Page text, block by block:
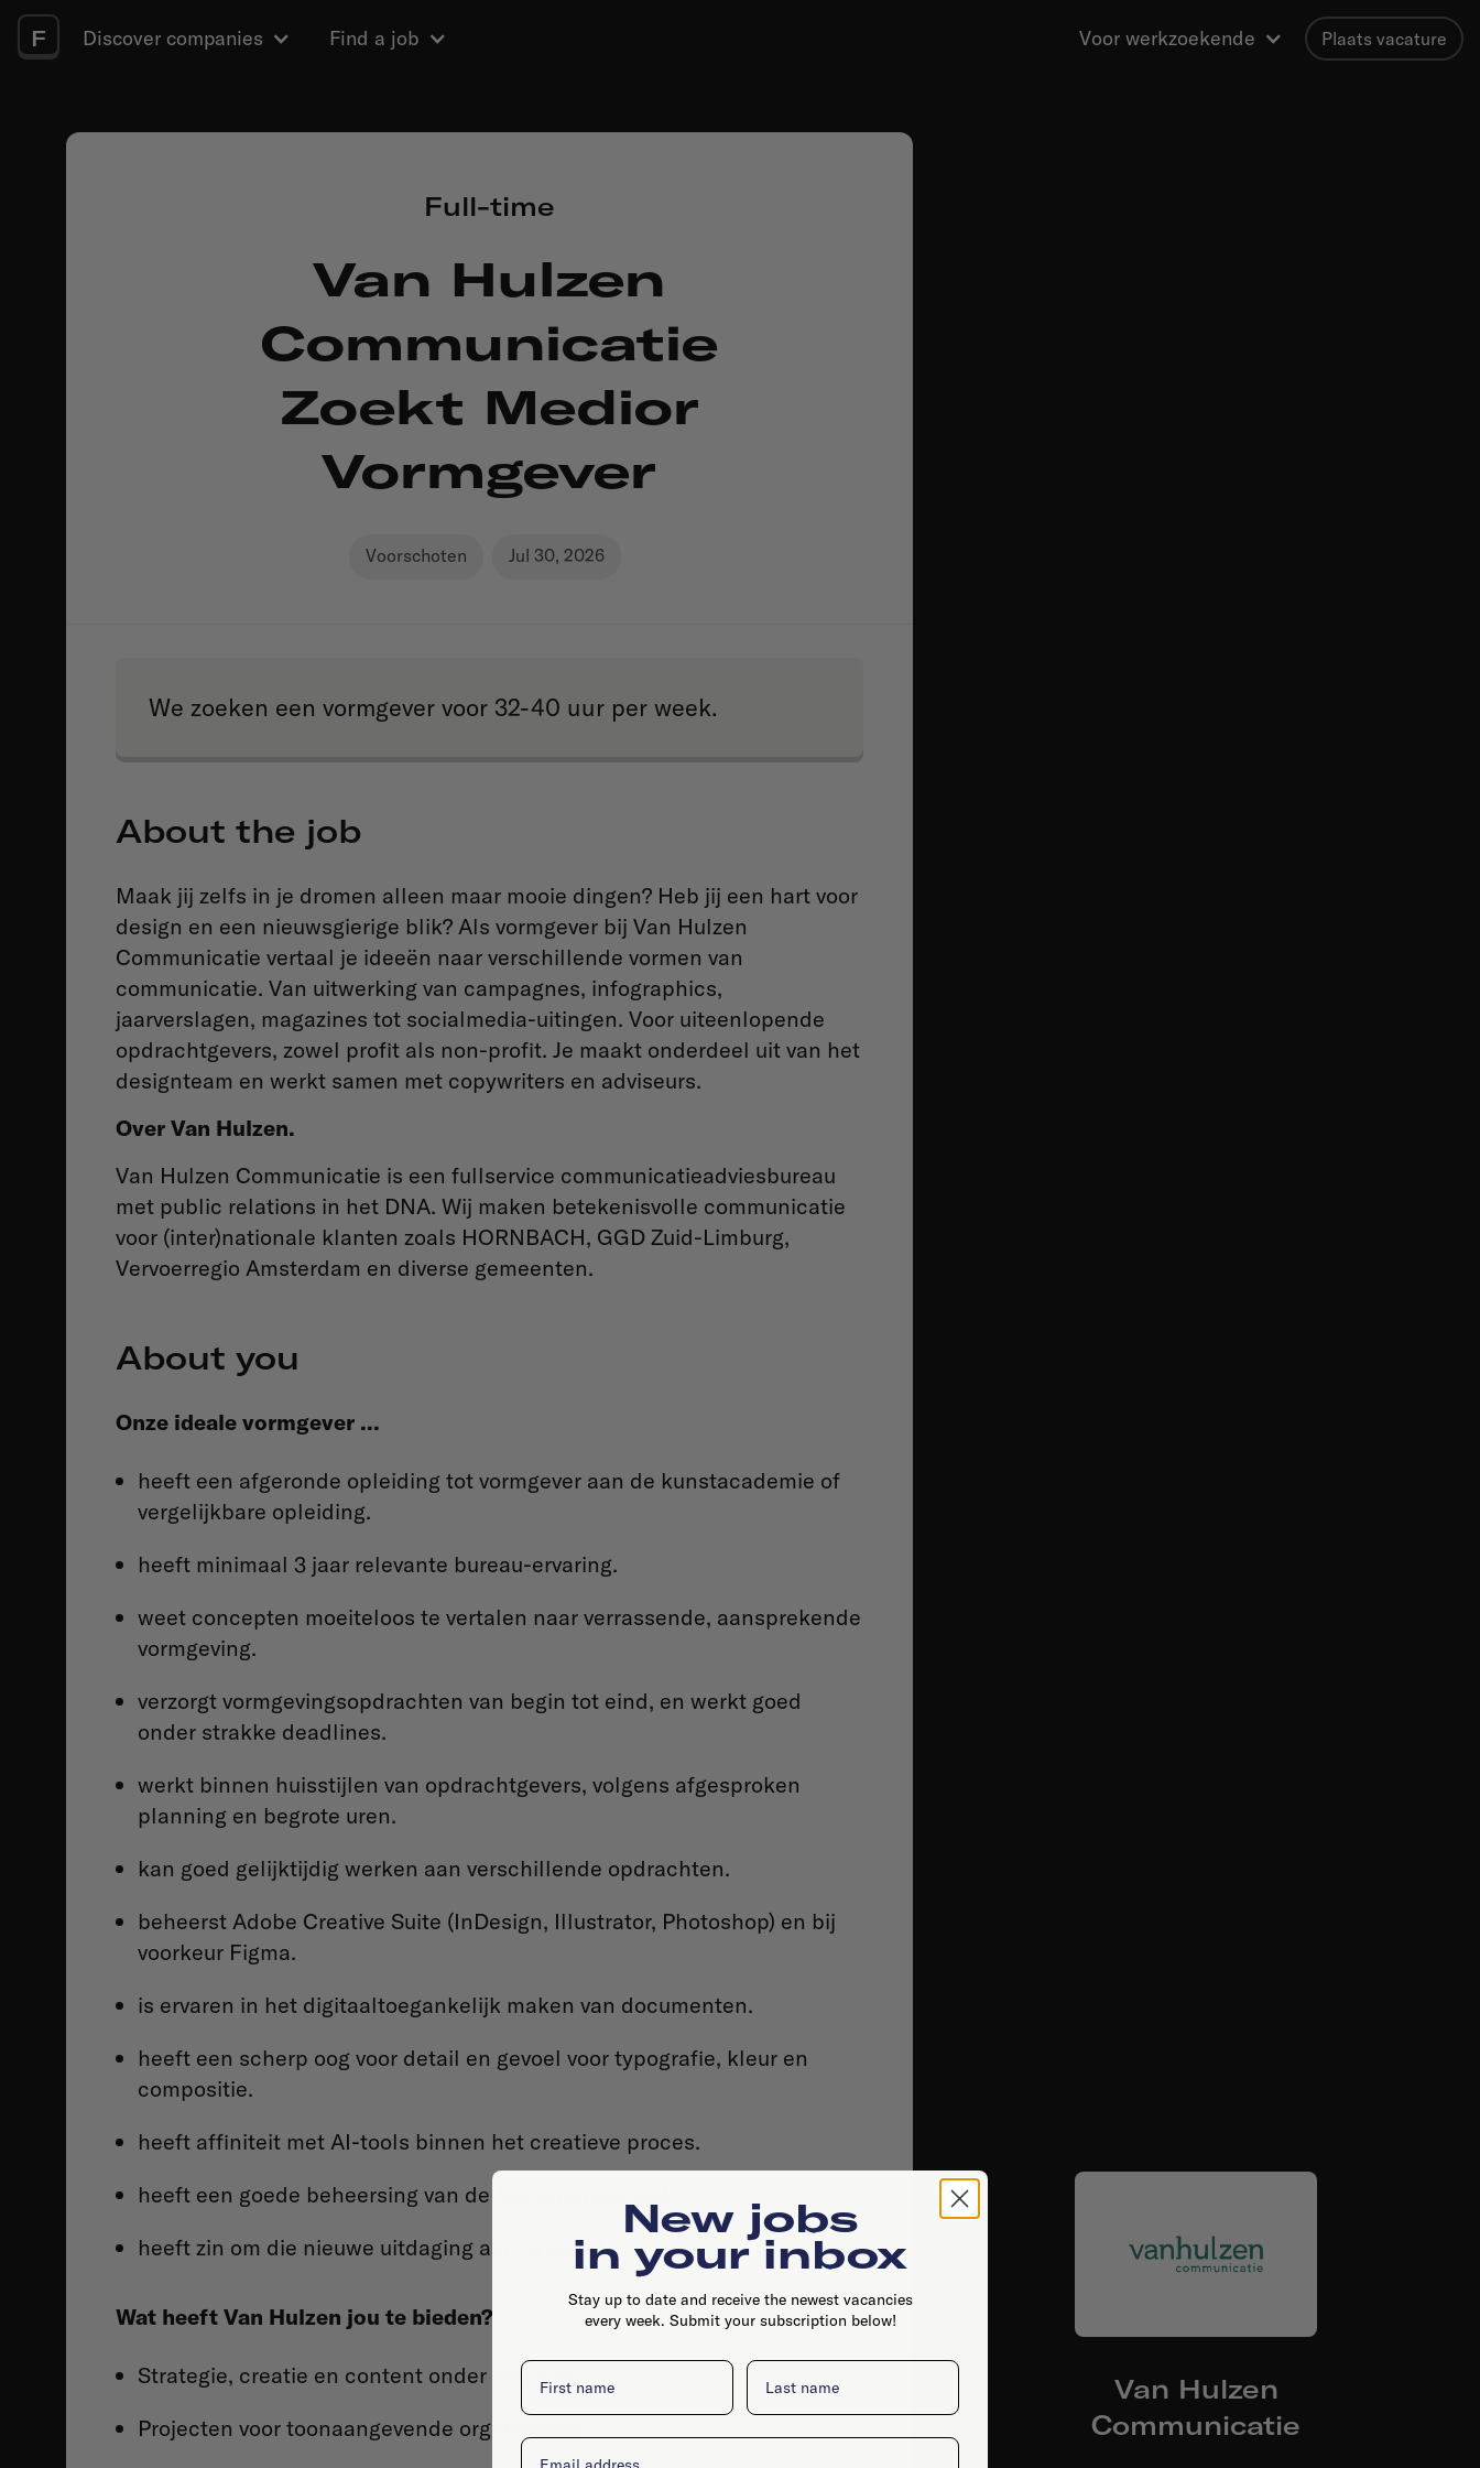
F Discover companies Find a job Voor werkzoekende Plaats vacature
Van Hulzen
Communicatie
Full-time
Van Hulzen
Communicatie
Zoekt Medior
Vormgever
Voorschoten Jul 30, 2026
We zoeken een vormgever voor 32-40 uur per week.
About the job
Maak jij zelfs in je dromen alleen maar mooie dingen? Heb jij een hart voor
design en een nieuwsgierige blik? Als vormgever bij Van Hulzen
Communicatie vertaal je ideeën naar verschillende vormen van
communicatie. Van uitwerking van campagnes, infographics,
jaarverslagen, magazines tot socialmedia-uitingen. Voor uiteenlopende
opdrachtgevers, zowel profit als non-profit. Je maakt onderdeel uit van het
designteam en werkt samen met copywriters en adviseurs.
Over Van Hulzen.
Van Hulzen Communicatie is een fullservice communicatieadviesbureau
met public relations in het DNA. Wij maken betekenisvolle communicatie
voor (inter)nationale klanten zoals HORNBACH, GGD Zuid-Limburg,
Vervoerregio Amsterdam en diverse gemeenten.
About you
Onze ideale vormgever ...
heeft een afgeronde opleiding tot vormgever aan de kunstacademie of
vergelijkbare opleiding.
heeft minimaal 3 jaar relevante bureau-ervaring.
weet concepten moeiteloos te vertalen naar verrassende, aansprekende
vormgeving.
verzorgt vormgevingsopdrachten van begin tot eind, en werkt goed
onder strakke deadlines.
werkt binnen huisstijlen van opdrachtgevers, volgens afgesproken
planning en begrote uren.
kan goed gelijktijdig werken aan verschillende opdrachten.
beheerst Adobe Creative Suite (InDesign, Illustrator, Photoshop) en bij
voorkeur Figma.
is ervaren in het digitaaltoegankelijk maken van documenten.
heeft een scherp oog voor detail en gevoel voor typografie, kleur en
compositie.
heeft affiniteit met AI-tools binnen het creatieve proces.
heeft een goede beheersing van de Nederlandse taal.
heeft zin om die nieuwe uitdaging aan te gaan!
Wat heeft Van Hulzen jou te bieden?
Strategie, creatie en content onder één dak.
Projecten voor toonaangevende organisaties.
New jobs
in your inbox
Stay up to date and receive the newest vacancies
every week. Submit your subscription below!
First name Last name
Email